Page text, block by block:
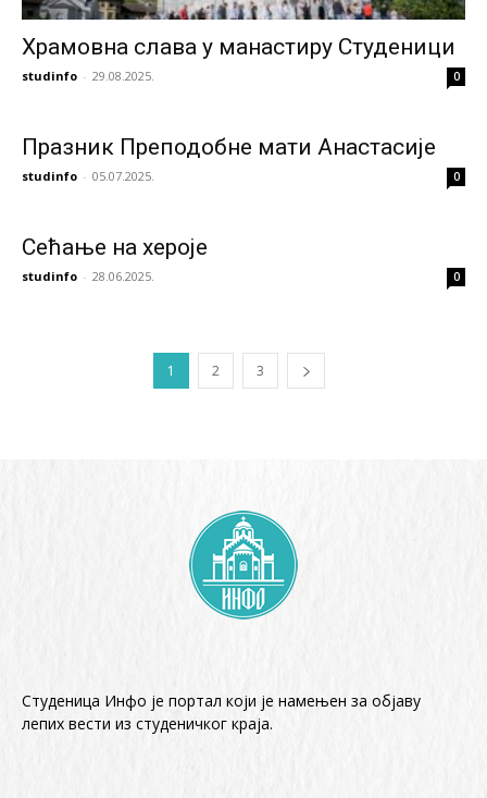
Храмовна слава у манастиру Студеници
studinfo - 29.08.2025. 0
Празник Преподобне мати Анастасије
studinfo - 05.07.2025. 0
Сећање на хероје
studinfo - 28.06.2025. 0
1 2 3
Студеница Инфо је портал који је намењен за објaву
лепих вести из студеничког краја.